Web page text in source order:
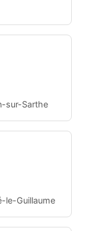
sur-Sarthe
le-Guillaume